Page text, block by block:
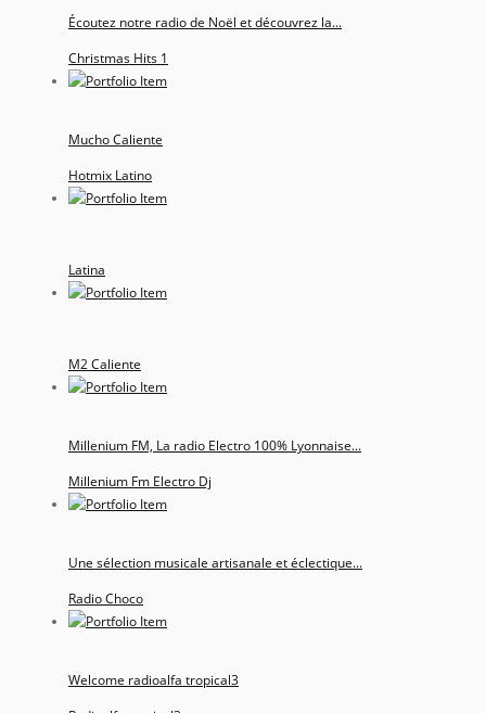
Écoutez notre radio de Noël et découvrez la...
Christmas Hits 1
Mucho Caliente
Hotmix Latino
Latina
M2 Caliente
Millenium FM, La radio Electro 100% Lyonnaise...
Millenium Fm Electro Dj
Une sélection musicale artisanale et éclectique...
Radio Choco
Welcome radioalfa tropical3